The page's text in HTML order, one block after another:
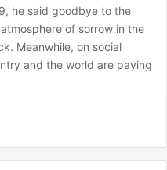
he said goodbye to the
of sorrow in the
Meanwhile, on social
and the world are paying